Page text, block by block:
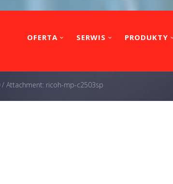
OFERTA SERWIS PRODUKTY
/ Attachment: ricoh-mp-c2503sp